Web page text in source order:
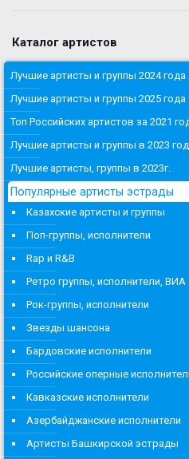
Каталог артистов
Лучшие артисты и группы 2024 года
Лучшие артисты и группы 2025 года
Топ Российских артистов за 2021
Лучшие артисты и группы в 2023
Лучшие артисты, группы в 2023г.
Популярные артисты эстрады
Казахские артисты и группы
Поп-группы, исполнители
Rap и R&B
Ретро группы, исполнители, ВИА
Рок-группы, исполнители
Звезды шансона
Бардовские исполнители
Российские оперные
Кавказские исполнители
Азербайджанские исполнители
Артисты Башкирской эстрады